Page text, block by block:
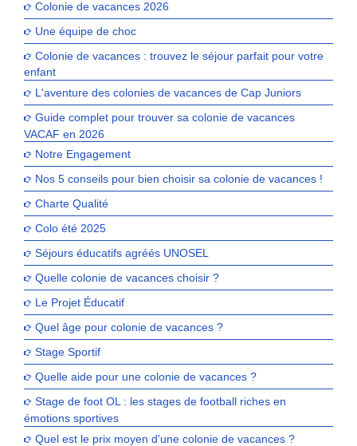
Colonie de vacances 2026
Une équipe de choc
Colonie de vacances : trouvez le séjour parfait pour votre
enfant
L'aventure des colonies de vacances de Cap Juniors
Guide complet pour trouver sa colonie de vacances
VACAF en 2026
Notre Engagement
Nos 5 conseils pour bien choisir sa colonie de vacances !
Charte Qualité
Colo été 2025
Séjours éducatifs agréés UNOSEL
Quelle colonie de vacances choisir ?
Le Projet Éducatif
Quel âge pour colonie de vacances ?
Stage Sportif
Quelle aide pour une colonie de vacances ?
Stage de foot OL : les stages de football riches en
émotions sportives
Quel est le prix moyen d'une colonie de vacances ?